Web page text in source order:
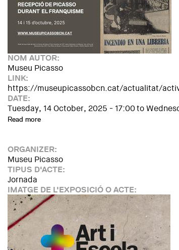
NOM AUTOR:
Museu Picasso
LINK:
https://museupicassobcn.cat/actualitat/
DATE:
Tuesday, 14 October, 2025 - 17:00to
Read more
ORGANIZER:
Museu Picasso
TIPUS D'ACTE:
Jornada
IMATGE DE L'EXPOSICIÓ O ACTE: